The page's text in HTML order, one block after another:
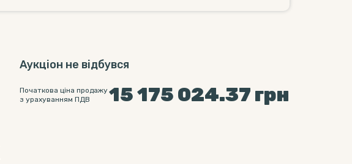
Аукціон не відбувся
Початкова ціна продажу
з урахуванням ПДВ
15 175 024.37 грн